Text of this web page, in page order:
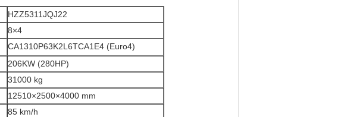
HZZ5311JQJ22
8×4
CA1310P63K2L6TCA1E4 (Euro4)
206KW (280HP)
31000 kg
12510×2500×4000 mm
85 km/h